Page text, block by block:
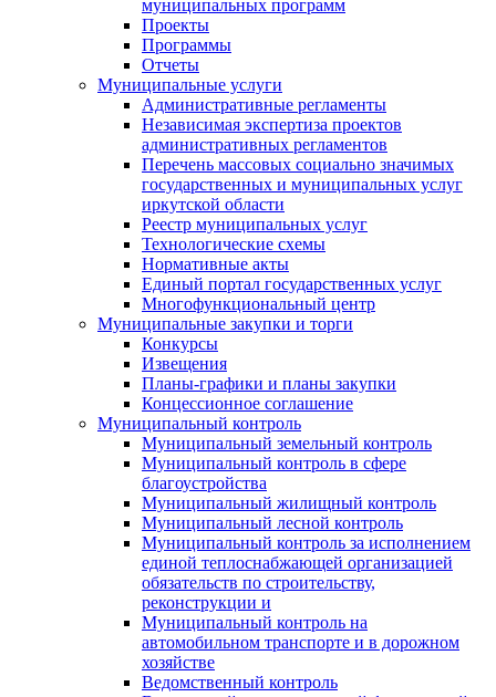
муниципальных программ
Проекты
Программы
Отчеты
Муниципальные услуги
Административные регламенты
Независимая экспертиза проектов
административных регламентов
Перечень массовых социально значимых
государственных и муниципальных услуг
иркутской области
Реестр муниципальных услуг
Технологические схемы
Нормативные акты
Единый портал государственных услуг
Многофункциональный центр
Муниципальные закупки и торги
Конкурсы
Извещения
Планы-графики и планы закупки
Концессионное соглашение
Муниципальный контроль
Муниципальный земельный контроль
Муниципальный контроль в сфере
благоустройства
Муниципальный жилищный контроль
Муниципальный лесной контроль
Муниципальный контроль за исполнением
единой теплоснабжающей организацией
обязательств по строительству,
реконструкции и
Муниципальный контроль на
автомобильном транспорте и в дорожном
хозяйстве
Ведомственный контроль